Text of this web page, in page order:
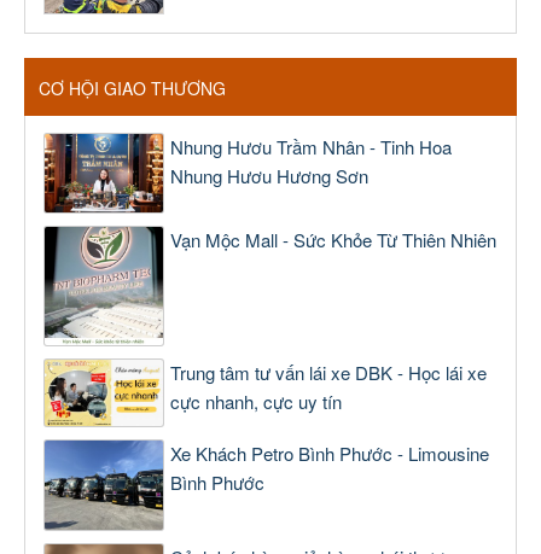
CƠ HỘI GIAO THƯƠNG
Nhung Hươu Trầm Nhân - Tinh Hoa
Nhung Hươu Hương Sơn
Vạn Mộc Mall - Sức Khỏe Từ Thiên Nhiên
Trung tâm tư vấn lái xe DBK - Học lái xe
cực nhanh, cực uy tín
Xe Khách Petro Bình Phước - Limousine
Bình Phước